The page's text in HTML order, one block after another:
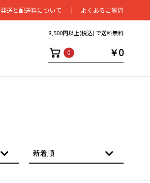
発送と配送料について よくあるご質問
8,500円以上(税込) で送料無料
0 ￥0